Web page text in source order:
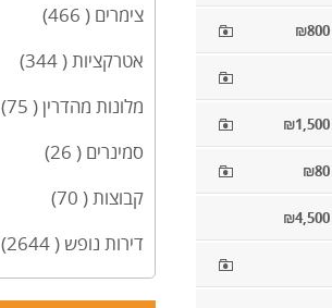
₪800
₪1,500
₪80
₪4,500
צימרים ( 466)
אטרקציות ( 344)
מלונות מהדרין ( 75)
סמינרים ( 26)
קבוצות ( 70)
דירות נופש ( 2644)